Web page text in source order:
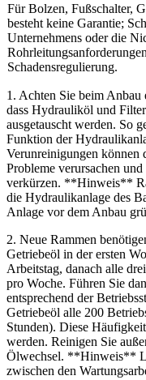
Für Bolzen, Fußschalter,
besteht keine Garantie;
Unternehmens oder die
Schadensregulierung.
1. Achten Sie beim Anbau
dass Hydrauliköl und
ausgetauscht werden. So
Funktion der
Verunreinigungen können
Probleme verursachen
verkürzen. **Hinweis**
die Hydraulikanlage des
Anlage vor dem Anbau
2. Neue Rammen
Getriebeöl in der ersten
Arbeitstag, danach alle
pro Woche. Führen Sie
entsprechend der
Getriebeöl alle 200
Stunden). Diese
werden. Reinigen Sie
Ölwechsel. **Hinweis**
zwischen den